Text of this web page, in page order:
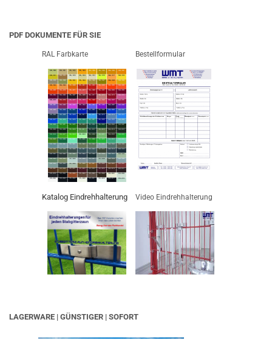
PDF DOKUMENTE FÜR SIE
RAL Farbkarte Bestellformular
Katalog Eindrehhalterung Video Eindrehhalterung
LAGERWARE | GÜNSTIGER | SOFORT